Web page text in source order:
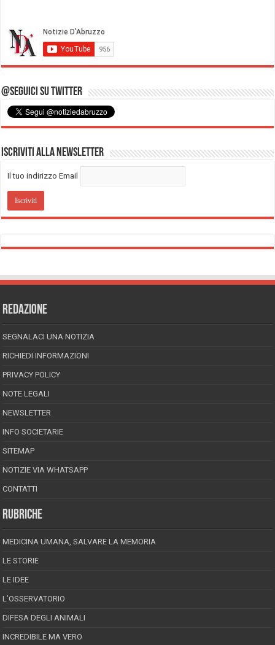
@Seguici su Twitter
Iscriviti alla Newsletter
Il tuo indirizzo Email
REDAZIONE
SEGNALACI UNA NOTIZIA
RICHIEDI INFORMAZIONI
PRIVACY POLICY
NOTE LEGALI
NEWSLETTER
INFO SOCIETARIE
SITEMAP
NOTIZIE VIA WHATSAPP
CONTATTI
RUBRICHE
MEDICINA UMANA, SALVARE LA MEMORIA
LE STORIE
LE IDEE
L’OSSERVATORIO
DIFESA DEGLI ANIMALI
INCREDIBILE MA VERO